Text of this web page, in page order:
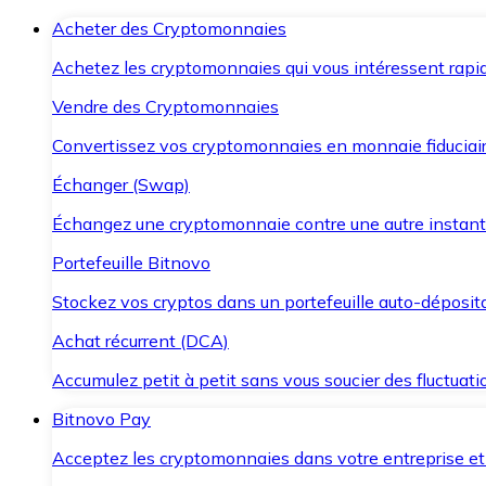
Acheter des Cryptomonnaies
Achetez les cryptomonnaies qui vous intéressent
Vendre des Cryptomonnaies
Convertissez vos cryptomonnaies en monnaie
Échanger (Swap)
Échangez une cryptomonnaie contre une autre
Portefeuille Bitnovo
Stockez vos cryptos dans un portefeuille auto-
Achat récurrent (DCA)
Accumulez petit à petit sans vous soucier des
Bitnovo Pay
Acceptez les cryptomonnaies dans votre entreprise